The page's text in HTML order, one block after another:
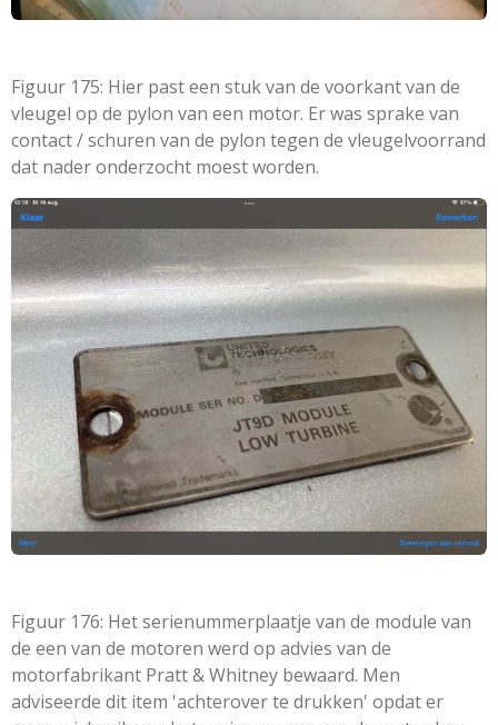
Figuur 175: Hier past een stuk van de voorkant van de
vleugel op de pylon van een motor. Er was sprake van
contact / schuren van de pylon tegen de vleugelvoorrand
dat nader onderzocht moest worden.
Figuur 176: Het serienummerplaatje van de module van
de een van de motoren werd op advies van de
motorfabrikant Pratt & Whitney bewaard. Men
adviseerde dit item 'achterover te drukken' opdat er